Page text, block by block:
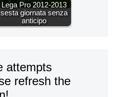
Lega Pro 2012-2013
sesta giornata senza
anticipo